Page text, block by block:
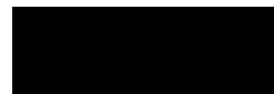
- 허리협착증증세 완화에 도움 되